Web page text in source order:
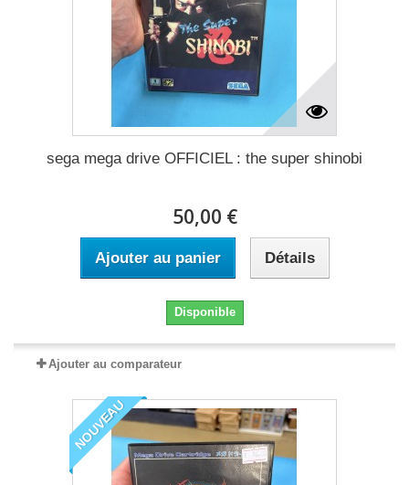
sega mega drive OFFICIEL : the super shinobi
50,00 €
Ajouter au panier Détails
Disponible
Ajouter au comparateur
NOUVEAU